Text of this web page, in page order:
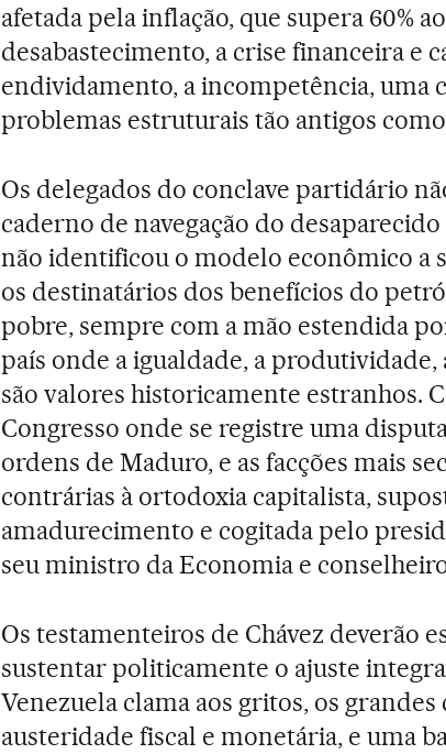
afetada pela inflação, que supera 60%
desabastecimento, a crise financeira e
endividamento, a incompetência, uma
problemas estruturais tão antigos
Os delegados do conclave partidário
caderno de navegação do
não identificou o modelo econômico a
os destinatários dos benefícios do
pobre, sempre com a mão estendida
país onde a igualdade, a produtividade,
são valores historicamente estranhos.
Congresso onde se registre uma
ordens de Maduro, e as facções mais
contrárias à ortodoxia capitalista,
amadurecimento e cogitada pelo
seu ministro da Economia e
Os testamenteiros de Chávez deverão
sustentar politicamente o ajuste
Venezuela clama aos gritos, os
austeridade fiscal e monetária, e uma